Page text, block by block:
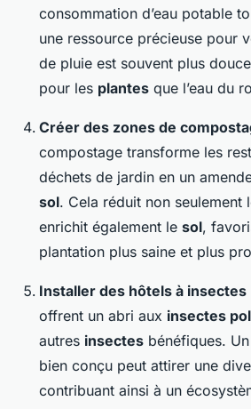
consommation d’eau potable
une ressource précieuse pour
de pluie est souvent plus
pour les plantes que l’eau du
Créer des zones de
compostage transforme les
déchets de jardin en un
sol. Cela réduit non seulement
enrichit également le sol,
plantation plus saine et plus
Installer des hôtels à insectes
offrent un abri aux insectes
autres insectes bénéfiques. Un
bien conçu peut attirer une
contribuant ainsi à un